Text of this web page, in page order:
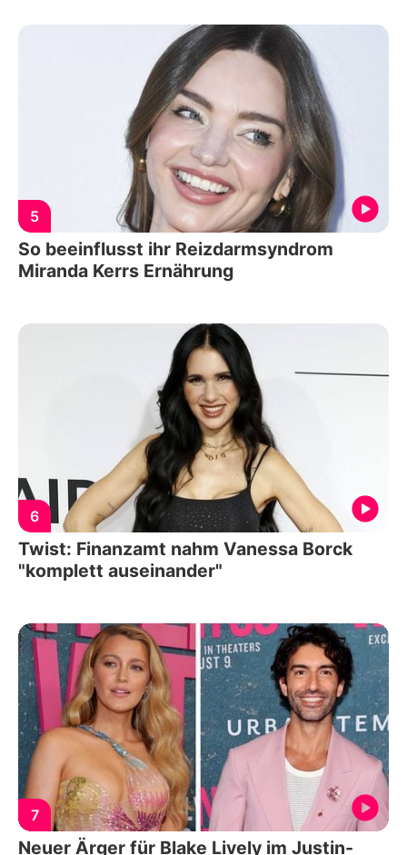
5
So beeinflusst ihr Reizdarmsyndrom
Miranda Kerrs Ernährung
6
Twist: Finanzamt nahm Vanessa Borck
"komplett auseinander"
7
Neuer Ärger für Blake Lively im Justin-